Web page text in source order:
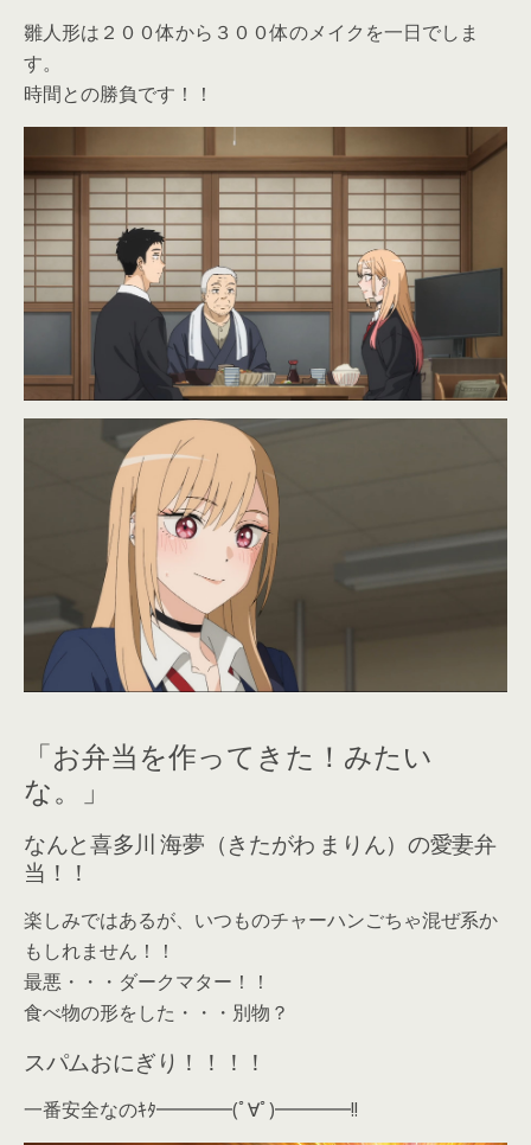
雛人形は２００体から３００体のメイクを一日でしま
す。
時間との勝負です！！
「お弁当を作ってきた！みたい
な。」
なんと喜多川 海夢（きたがわ まりん）の愛妻弁
当！！
楽しみではあるが、いつものチャーハンごちゃ混ぜ系か
もしれません！！
最悪・・・ダークマター！！
食べ物の形をした・・・別物？
スパムおにぎり！！！！
一番安全なのｷﾀ━━━━(ﾟ∀ﾟ)━━━━!!